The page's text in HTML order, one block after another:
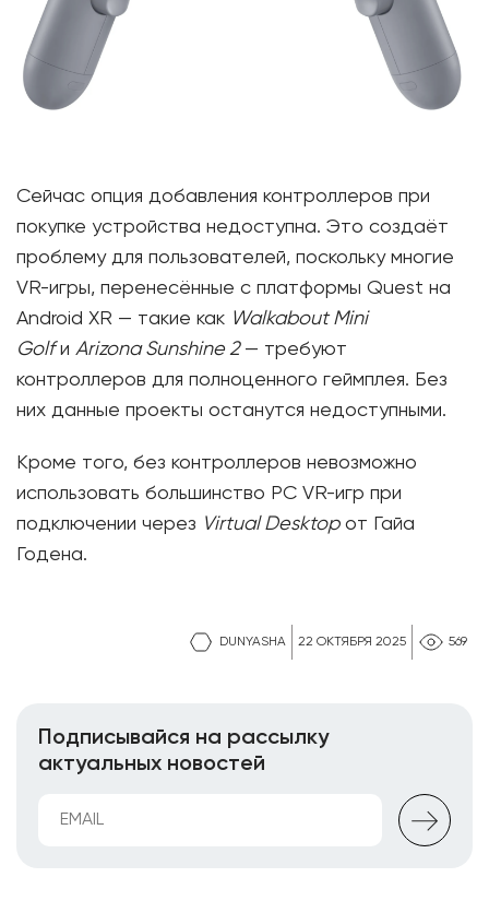
DUNYASHA 22 ОКТЯБРЯ 2025 569
Сейчас опция добавления контроллеров при
покупке устройства недоступна. Это создаёт
проблему для пользователей, поскольку многие
VR-игры, перенесённые с платформы Quest на
Android XR — такие как Walkabout Mini
Golfи Arizona Sunshine 2— требуют
контроллеров для полноценного геймплея. Без
них данные проекты останутся недоступными.
Кроме того, без контроллеров невозможно
использовать большинство PC VR-игр при
подключении через Virtual Desktopот Гайа
Годена.
Подписывайся на рассылку
актуальных новостей